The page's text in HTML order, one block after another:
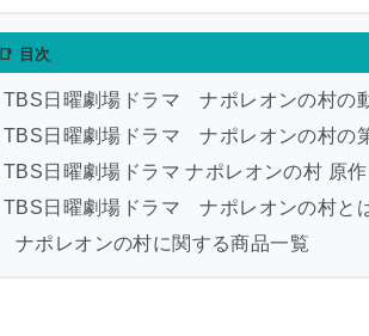
📑 目次
TBS日曜劇場ドラマ ナポレオンの村の
TBS日曜劇場ドラマ ナポレオンの村の
TBS日曜劇場ドラマ ナポレオンの村 原
TBS日曜劇場ドラマ ナポレオンの村と
ナポレオンの村に関する商品一覧